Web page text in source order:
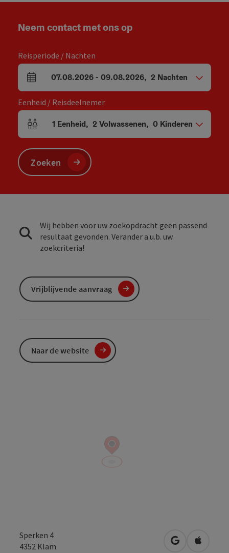
Sperken 4
4352 Klam Openen in
Neem contact met ons op
Reisperiode / Nachten
Velden voor aankomst en vertrek
07.08.2026- 09.08.2026, 2 Nachten
Eenheid / Reisdeelnemer
Aantal eenheden en persoonsvelden
1 Eenheid, 2 Volwassenen, 0 Kinderen
Zoeken
Wij hebben voor uw zoekopdracht geen passend
resultaat gevonden. Verander a.u.b. uw
zoekcriteria!
Vrijblijvende aanvraag
Naar de website